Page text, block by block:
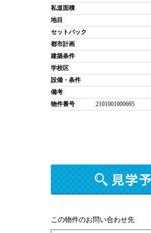
私道面積
地目
セットバック
都市計画
建築条件
学校区
設備・条件
備考
物件番号
2101001000695
この物件のお問い合わせ先